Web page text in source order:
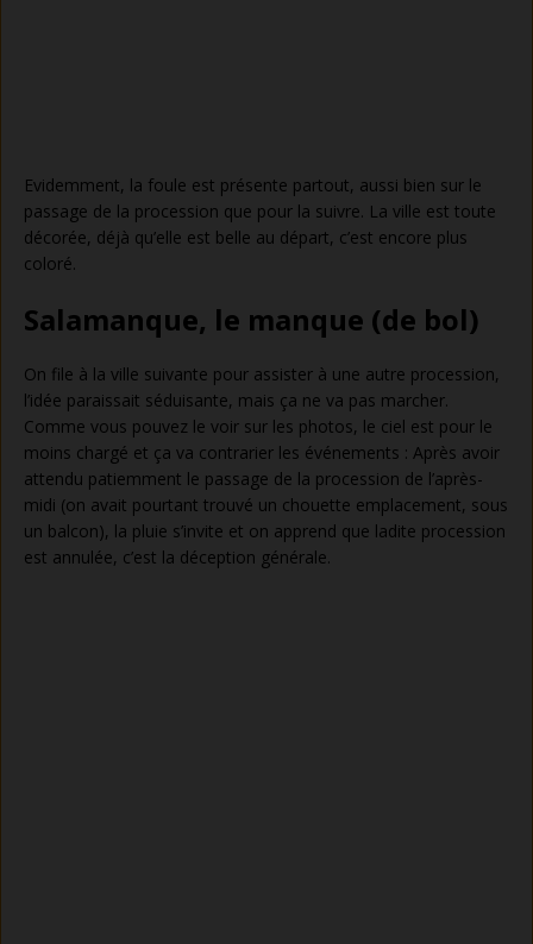
Evidemment, la foule est présente partout, aussi bien sur le
passage de la procession que pour la suivre. La ville est toute
décorée, déjà qu’elle est belle au départ, c’est encore plus
coloré.
Salamanque, le manque (de bol)
On file à la ville suivante pour assister à une autre procession,
l’idée paraissait séduisante, mais ça ne va pas marcher.
Comme vous pouvez le voir sur les photos, le ciel est pour le
moins chargé et ça va contrarier les événements : Après avoir
attendu patiemment le passage de la procession de l’après-
midi (on avait pourtant trouvé un chouette emplacement, sous
un balcon), la pluie s’invite et on apprend que ladite procession
est annulée, c’est la déception générale.